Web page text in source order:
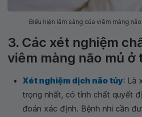
Biểu hiện lâm sàng của viêm màng
3. Các xét nghiệm
viêm màng não mủ ở
Xét nghiệm dịch não tủy: Là
trọng nhất, có tính chất quyết
đoán xác định. Bệnh nhi cần